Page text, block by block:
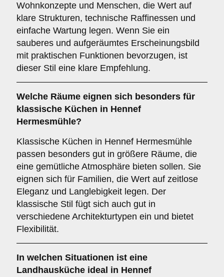
Wohnkonzepte und Menschen, die Wert auf
klare Strukturen, technische Raffinessen und
einfache Wartung legen. Wenn Sie ein
sauberes und aufgeräumtes Erscheinungsbild
mit praktischen Funktionen bevorzugen, ist
dieser Stil eine klare Empfehlung.
Welche Räume eignen sich besonders für
klassische Küchen in Hennef
Hermesmühle?
Klassische Küchen in Hennef Hermesmühle
passen besonders gut in größere Räume, die
eine gemütliche Atmosphäre bieten sollen. Sie
eignen sich für Familien, die Wert auf zeitlose
Eleganz und Langlebigkeit legen. Der
klassische Stil fügt sich auch gut in
verschiedene Architekturtypen ein und bietet
Flexibilität.
In welchen Situationen ist eine
Landhausküche ideal in Hennef